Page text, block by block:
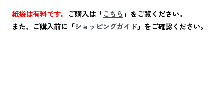
紙袋は有料です。 ご購入は「こちら 」をご覧ください。
また、ご購入前に「ショッピングガイド 」をご確認ください。